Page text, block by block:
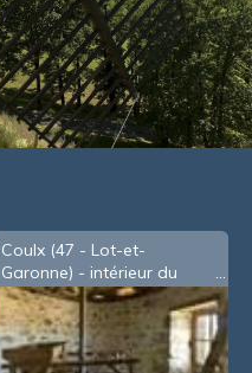
Coulx (47 - Lot-et-
Garonne) - intérieur du
moulin